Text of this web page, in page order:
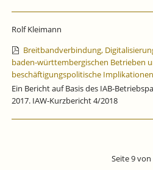
Rolf Kleimann
Breitbandverbindung,
baden-württembergischen Betrieben
beschäftigungspolitische Implikationen
Ein Bericht auf Basis des IAB-
2017. IAW-Kurzbericht 4/2018
Seite 9 von